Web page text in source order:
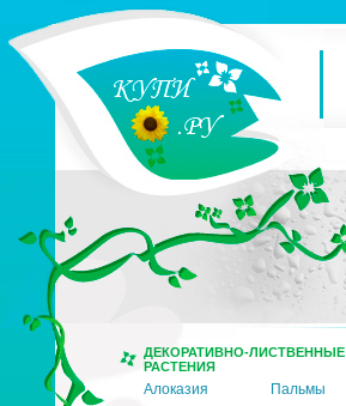
ДЕКОРАТИВНО-ЛИСТВЕННЫЕ
РАСТЕНИЯ
Алоказия
Пальмы